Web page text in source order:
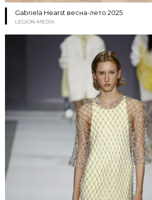
Gabriela Hearst весна-лето 2025
LEGION-MEDIA